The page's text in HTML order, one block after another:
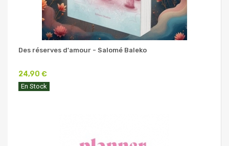
Des réserves d'amour - Salomé Baleko
24,90 €
En Stock